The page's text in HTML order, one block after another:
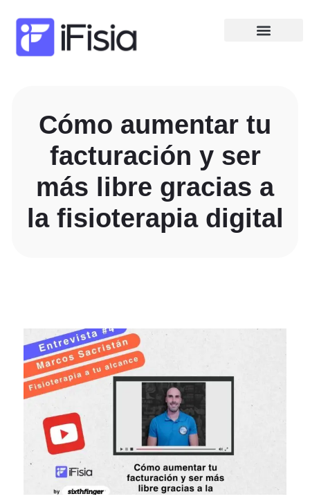
Cómo aumentar tu
facturación y ser
más libre gracias a
la fisioterapia digital